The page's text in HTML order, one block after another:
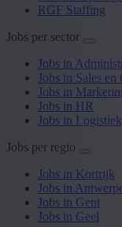
RGF Staffing
Jobs per sector
Jobs in
Jobs in Sales en
Jobs in
Jobs in HR
Jobs in
Jobs per regio
Jobs in Kortrijk
Jobs in
Jobs in Gent
Jobs in Geel